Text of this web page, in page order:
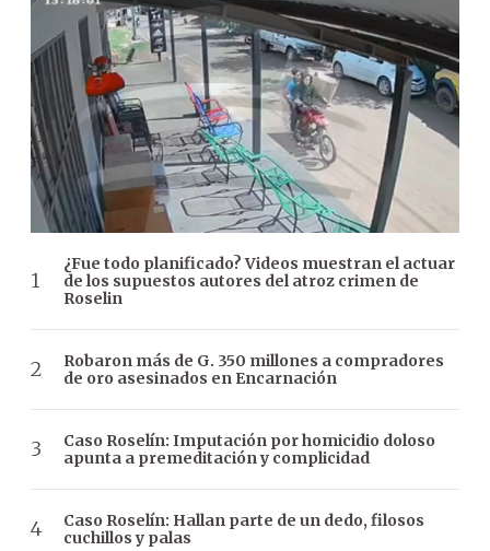
¿Fue todo planificado? Videos muestran el actuar
de los supuestos autores del atroz crimen de
Roselin
Robaron más de G. 350 millones a compradores
de oro asesinados en Encarnación
Caso Roselín: Imputación por homicidio doloso
apunta a premeditación y complicidad
Caso Roselín: Hallan parte de un dedo, filosos
cuchillos y palas